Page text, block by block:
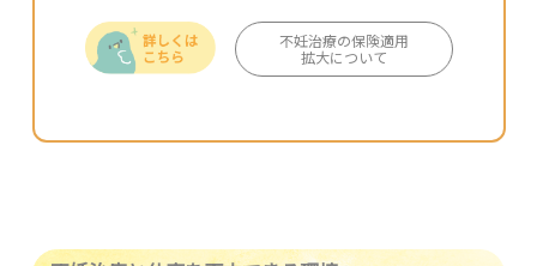
不妊治療の保険適用
拡大について